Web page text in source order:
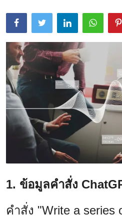
1. ข้อมูลคำสั่ง
คำสั่ง "Write a series